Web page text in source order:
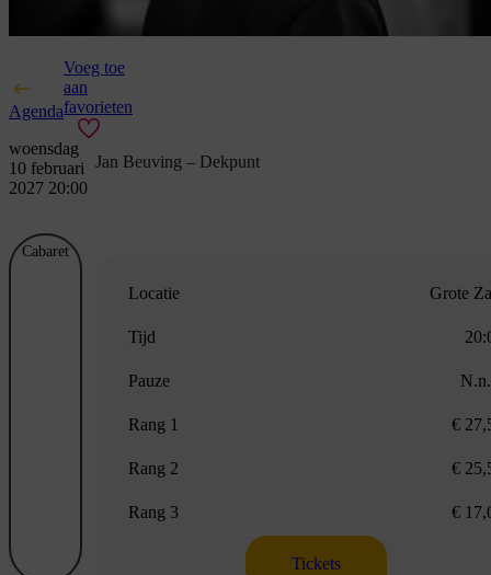
Agenda
Voeg toe
aan
favorieten
woensdag
10 februari
2027 20:00
Jan Beuving – Dekpunt
Cabaret
Locatie Grote
Tijd
Pauze
Rang 1 €
Rang 2 €
Rang 3 €
Tickets